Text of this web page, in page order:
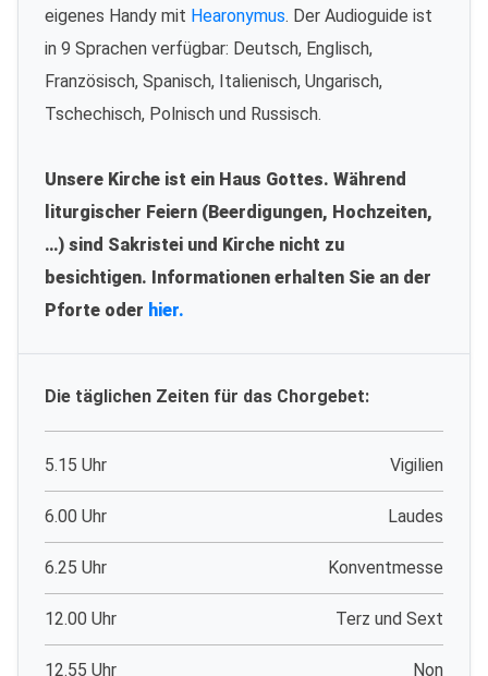
eigenes Handy mit Hearonymus. Der Audioguide ist
in 9 Sprachen verfügbar: Deutsch, Englisch,
Französisch, Spanisch, Italienisch, Ungarisch,
Tschechisch, Polnisch und Russisch.
Unsere Kirche ist ein Haus Gottes. Während
liturgischer Feiern (Beerdigungen, Hochzeiten,
…) sind Sakristei und Kirche nicht zu
besichtigen. Informationen erhalten Sie an der
Pforte oder hier.
Die täglichen Zeiten für das Chorgebet:
5.15 Uhr Vigilien
6.00 Uhr Laudes
6.25 Uhr Konventmesse
12.00 Uhr Terz und Sext
12.55 Uhr Non